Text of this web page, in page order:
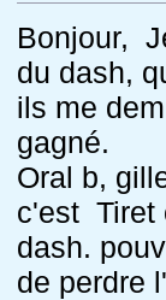
Bonjour,
du dash,
ils me
gagné.
Oral b,
c'est Tiret
dash.
de perdre